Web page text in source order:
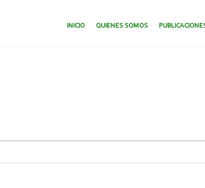
SALTAR AL CONTENIDO.
INICIO QUIENES SOMOS